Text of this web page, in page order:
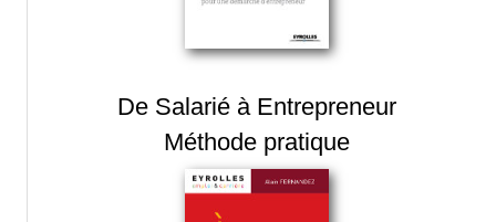
De Salarié à Entrepreneur
Méthode pratique